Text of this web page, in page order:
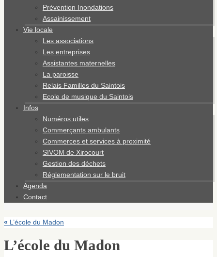
Prévention Inondations
Assainissement
Vie locale
Les associations
Les entreprises
Assistantes maternelles
La paroisse
Relais Familles du Saintois
Ecole de musique du Saintois
Infos
Numéros utiles
Commerçants ambulants
Commerces et services à proximité
SIVOM de Xirocourt
Gestion des déchets
Réglementation sur le bruit
Agenda
Contact
« L’école du Madon
L’école du Madon